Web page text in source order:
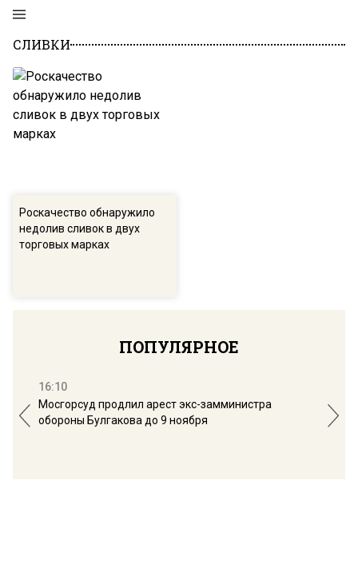
СЛИВКИ
Роскачество обнаружило
недолив сливок в двух
торговых марках
ПОПУЛЯРНОЕ
16:10
Мосгорсуд продлил арест экс-замминистра
обороны Булгакова до 9 ноября